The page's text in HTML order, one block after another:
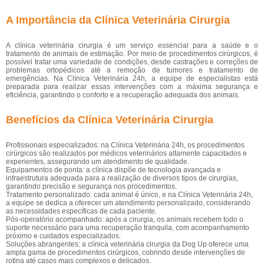
A Importância da Clínica Veterinária Cirurgia
A clínica veterinária cirurgia é um serviço essencial para a saúde e o
tratamento de animais de estimação. Por meio de procedimentos cirúrgicos, é
possível tratar uma variedade de condições, desde castrações e correções de
problemas ortopédicos até a remoção de tumores e tratamento de
emergências. Na Clínica Veterinária 24h, a equipe de especialistas está
preparada para realizar essas intervenções com a máxima segurança e
eficiência, garantindo o conforto e a recuperação adequada dos animais.
Benefícios da Clínica Veterinária Cirurgia
Profissionais especializados: na Clínica Veterinária 24h, os procedimentos
cirúrgicos são realizados por médicos veterinários altamente capacitados e
experientes, assegurando um atendimento de qualidade.
Equipamentos de ponta: a clínica dispõe de tecnologia avançada e
infraestrutura adequada para a realização de diversos tipos de cirurgias,
garantindo precisão e segurança nos procedimentos.
Tratamento personalizado: cada animal é único, e na Clínica Veterinária 24h,
a equipe se dedica a oferecer um atendimento personalizado, considerando
as necessidades específicas de cada paciente.
Pós-operatório acompanhado: após a cirurgia, os animais recebem todo o
suporte necessário para uma recuperação tranquila, com acompanhamento
próximo e cuidados especializados.
Soluções abrangentes: a clínica veterinária cirurgia da Dog Up oferece uma
ampla gama de procedimentos cirúrgicos, cobrindo desde intervenções de
rotina até casos mais complexos e delicados.